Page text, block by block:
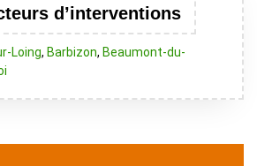
d’interventions
Loing, Barbizon, Beaumont-du-